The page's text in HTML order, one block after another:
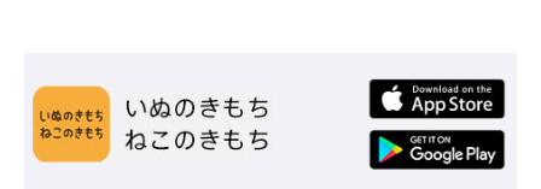
「廊下でへそ天で寝ています。リビングや猫ちゃんの部屋
にもエアコンをかけてありますが、自分で体温調節なの
か？よく廊下でへそ天しています」